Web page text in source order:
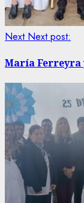
Next Next post:
María Ferreyra